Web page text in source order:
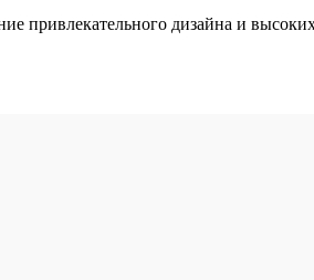
привлекательного дизайна и